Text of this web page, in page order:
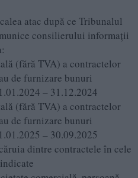
atac după ce Tribunalul
consilierului informații
(fără TVA) a contractelor
de furnizare bunuri
– 31.12.2024
(fără TVA) a contractelor
de furnizare bunuri
– 30.09.2025
dintre contractele în cele